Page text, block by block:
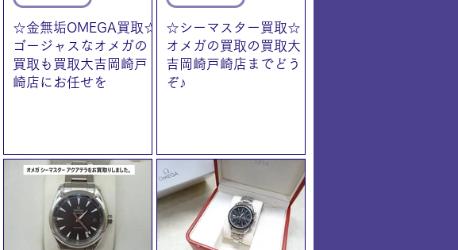
☆金無垢OMEGA買取☆
ゴージャスなオメガの
買取も買取大吉岡崎戸
崎店にお任せを
☆シーマスター買取☆
オメガの買取の買取大
吉岡崎戸崎店までどう
ぞ♪